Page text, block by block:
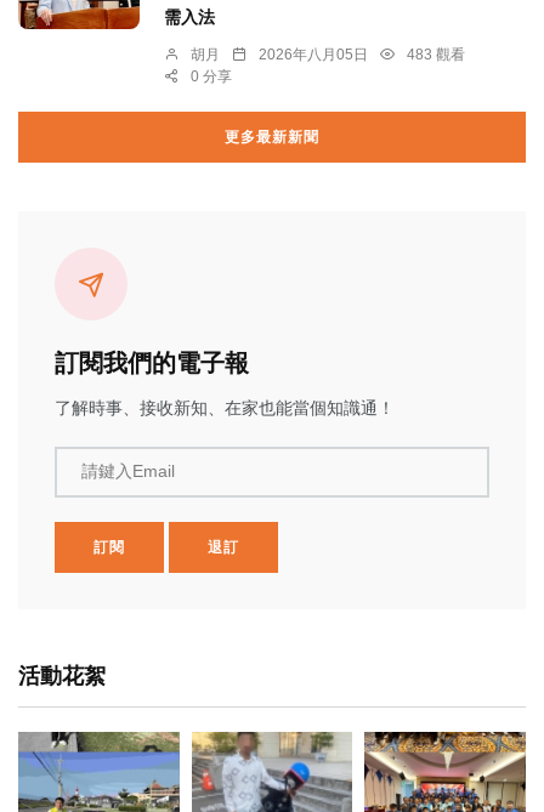
需入法
胡月 2026年八月05日
483 觀看
0 分享
更多最新新聞
訂閱我們的電子報
了解時事、接收新知、在家也能當個知識通！
請鍵入Email
訂閱 退訂
活動花絮